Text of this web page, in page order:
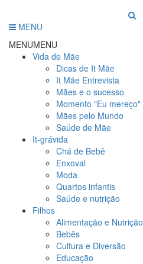
MENU
MENUMENU
Vida de Mãe
Dicas de It Mãe
It Mãe Entrevista
Mães e o sucesso
Momento "Eu mereço"
Mães pelo Mundo
Saúde de Mãe
It-grávida
Chá de Bebê
Enxoval
Moda
Quartos infantis
Saúde e nutrição
Filhos
Alimentação e Nutrição
Bebês
Cultura e Diversão
Educação